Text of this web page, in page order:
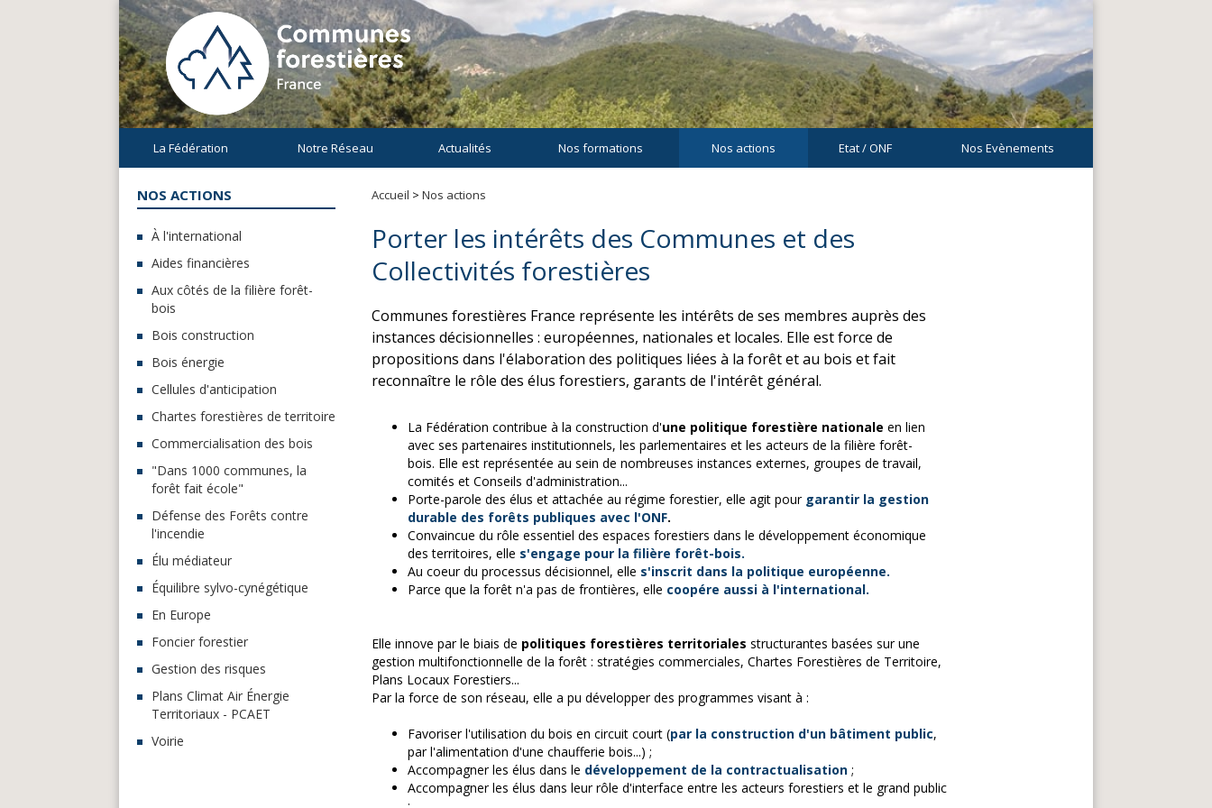
La Fédération Notre Réseau Actualités Nos formations Nos actions Etat / ONF Nos Evènements
NOS ACTIONS
À l'international
Aides financières
Aux côtés de la filière forêt-
bois
Bois construction
Bois énergie
Cellules d'anticipation
Chartes forestières de territoire
Commercialisation des bois
"Dans 1000 communes, la
forêt fait école"
Défense des Forêts contre
l'incendie
Élu médiateur
Équilibre sylvo-cynégétique
En Europe
Foncier forestier
Gestion des risques
Plans Climat Air Énergie
Territoriaux - PCAET
Voirie
Accueil > Nos actions
Porter les intérêts des Communes et des
Collectivités forestières
Communes forestières France représente les intérêts de ses membres auprès des
instances décisionnelles : européennes, nationales et locales. Elle est force de
propositions dans l'élaboration des politiques liées à la forêt et au bois et fait
reconnaître le rôle des élus forestiers, garants de l'intérêt général.
La Fédération contribue à la construction d'une politique forestière nationale en lien
avec ses partenaires institutionnels, les parlementaires et les acteurs de la filière forêt-
bois. Elle est représentée au sein de nombreuses instances externes, groupes de travail,
comités et Conseils d'administration...
Porte-parole des élus et attachée au régime forestier, elle agit pour garantir la gestion
durable des forêts publiques avec l'ONF.
Convaincue du rôle essentiel des espaces forestiers dans le développement économique
des territoires, elle s'engage pour la filière forêt-bois.
Au coeur du processus décisionnel, elle s'inscrit dans la politique européenne.
Parce que la forêt n'a pas de frontières, elle coopére aussi à l'international.
Elle innove par le biais de politiques forestières territoriales structurantes basées sur une
gestion multifonctionnelle de la forêt : stratégies commerciales, Chartes Forestières de Territoire,
Plans Locaux Forestiers...
Par la force de son réseau, elle a pu développer des programmes visant à :
Favoriser l'utilisation du bois en circuit court (par la construction d'un bâtiment public,
par l'alimentation d'une chaufferie bois...) ;
Accompagner les élus dans le développement de la contractualisation ;
Accompagner les élus dans leur rôle d'interface entre les acteurs forestiers et le grand public